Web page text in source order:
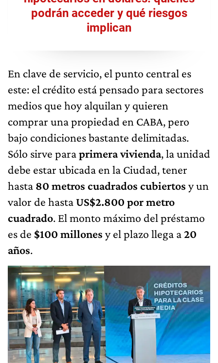
podrán acceder y qué riesgos
implican
En clave de servicio, el punto central es
este: el crédito está pensado para sectores
medios que hoy alquilan y quieren
comprar una propiedad en CABA, pero
bajo condiciones bastante delimitadas.
Sólo sirve paraprimera vivienda, la unidad
debe estar ubicada en la Ciudad, tener
hasta 80 metros cuadrados cubiertos y un
valor de hastaUS$2.800 por metro
cuadrado. El monto máximo del préstamo
es de $100 millones y el plazo llega a20
años.